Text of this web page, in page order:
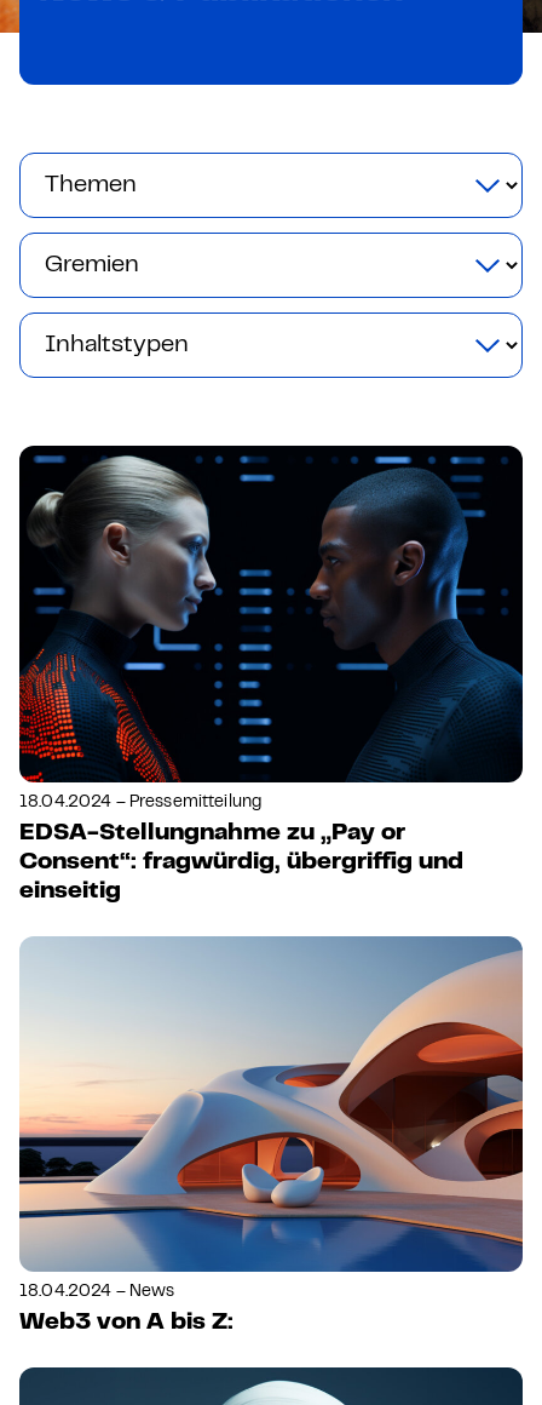
18.04.2024 – Pressemitteilung
EDSA-Stellungnahme zu „Pay or
Consent“: fragwürdig, übergriffig und
einseitig
18.04.2024 – News
Web3 von A bis Z: